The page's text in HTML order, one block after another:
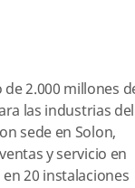
2.000 millones
las industrias del
sede en Solon,
y servicio en
20 instalaciones